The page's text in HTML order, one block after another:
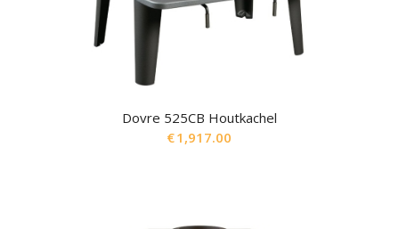
Dovre 525CB Houtkachel
€1,917.00